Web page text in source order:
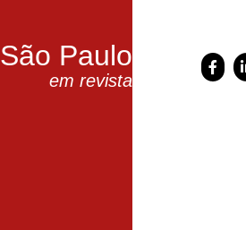
São Paulo
em revista